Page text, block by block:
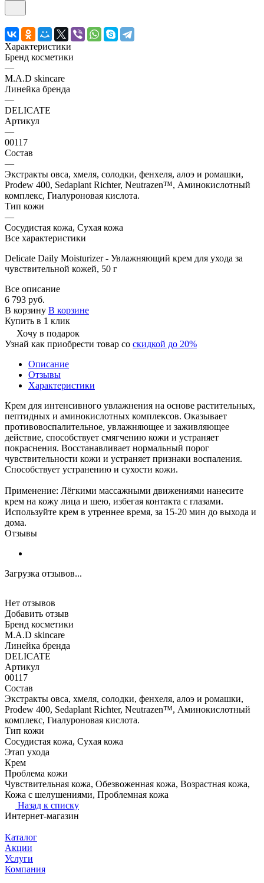
Характеристики
Бренд косметики
—
M.A.D skincare
Линейка бренда
—
DELICATE
Артикул
—
00117
Состав
—
Экстракты овса, хмеля, солодки, фенхеля, алоэ и ромашки,
Prodew 400, Sedaplant Richter, Neutrazen™, Аминокислотный
комплекс, Гиалуроновая кислота.
Тип кожи
—
Сосудистая кожа, Сухая кожа
Все характеристики
Delicate Daily Moisturizer - Увлажняющий крем для ухода за
чувствительной кожей, 50 г
Все описание
6 793 руб.
В корзину В корзине
Купить в 1 клик
Хочу в подарок
Узнай как приобрести товар со скидкой до 20%
Описание
Отзывы
Характеристики
Крем для интенсивного увлажнения на основе растительных,
пептидных и аминокислотных комплексов. Оказывает
противовоспалительное, увлажняющее и заживляющее
действие, способствует смягчению кожи и устраняет
покраснения. Восстанавливает нормальный порог
чувствительности кожи и устраняет признаки воспаления.
Способствует устранению и сухости кожи.
Применение: Лёгкими массажными движениями нанесите
крем на кожу лица и шею, избегая контакта с глазами.
Используйте крем в утреннее время, за 15-20 мин до выхода и
дома.
Отзывы
Загрузка отзывов...
Нет отзывов
Добавить отзыв
Бренд косметики
M.A.D skincare
Линейка бренда
DELICATE
Артикул
00117
Состав
Экстракты овса, хмеля, солодки, фенхеля, алоэ и ромашки,
Prodew 400, Sedaplant Richter, Neutrazen™, Аминокислотный
комплекс, Гиалуроновая кислота.
Тип кожи
Сосудистая кожа, Сухая кожа
Этап ухода
Крем
Проблема кожи
Чувствительная кожа, Обезвоженная кожа, Возрастная кожа,
Кожа с шелушениями, Проблемная кожа
Назад к списку
Интернет-магазин
Каталог
Акции
Услуги
Компания